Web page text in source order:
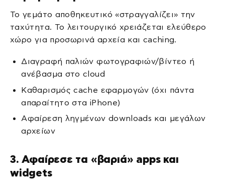
Το γεμάτο αποθηκευτικό «στραγγαλίζει» την
ταχύτητα. Το λειτουργικό χρειάζεται ελεύθερο
χώρο για προσωρινά αρχεία και caching.
Διαγραφή παλιών φωτογραφιών/βίντεο ή
ανέβασμα στο cloud
Καθαρισμός cache εφαρμογών (όχι πάντα
απαραίτητο στα iPhone)
Αφαίρεση ληγμένων downloads και μεγάλων
αρχείων
3. Αφαίρεσε τα «βαριά» apps και
widgets